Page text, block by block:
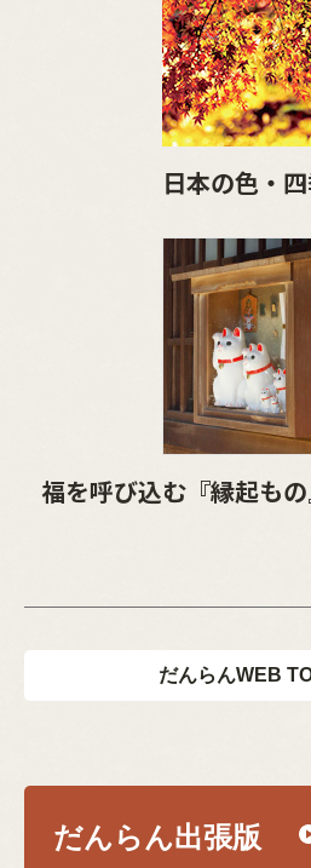
日本の色・
福を呼び込む『縁起も
だんらんWEB
だんらん出張版